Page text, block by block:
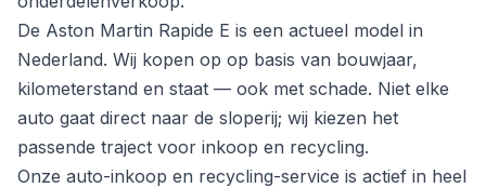
De Aston Martin Rapide E is een actueel model in
Nederland. Wij kopen op op basis van bouwjaar,
kilometerstand en staat — ook met schade. Niet elke
auto gaat direct naar de sloperij; wij kiezen het
passende traject voor inkoop en recycling.
Onze auto-inkoop en recycling-service is actief in heel